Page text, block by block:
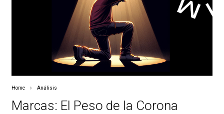
Home Análisis
Marcas: El Peso de la Corona